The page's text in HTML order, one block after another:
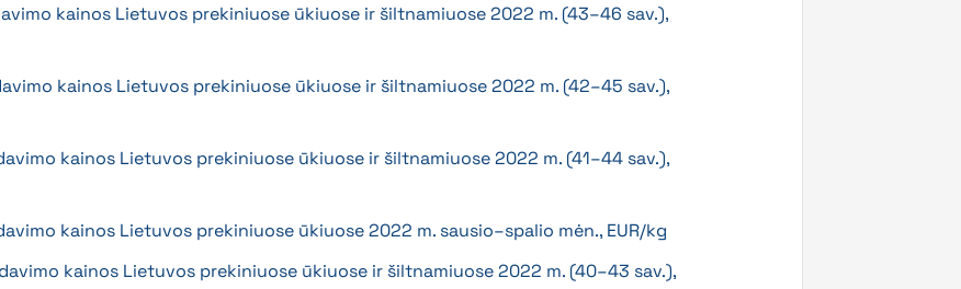
kainos Lietuvos prekiniuose ūkiuose ir šiltnamiuose 2022 m. (43–46 sav.),
kainos Lietuvos prekiniuose ūkiuose ir šiltnamiuose 2022 m. (42–45 sav.),
kainos Lietuvos prekiniuose ūkiuose ir šiltnamiuose 2022 m. (41–44 sav.),
kainos Lietuvos prekiniuose ūkiuose 2022 m. sausio–spalio mėn., EUR/kg
kainos Lietuvos prekiniuose ūkiuose ir šiltnamiuose 2022 m. (40–43 sav.),